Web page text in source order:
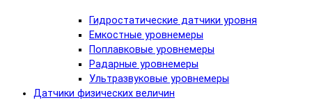
Гидростатические датчики уровня
Емкостные уровнемеры
Поплавковые уровнемеры
Радарные уровнемеры
Ультразвуковые уровнемеры
Датчики физических величин